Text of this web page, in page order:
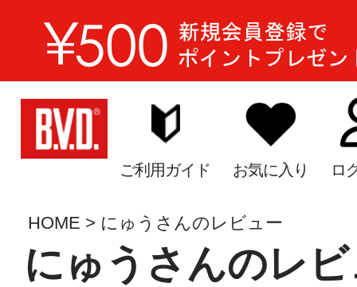
ご利用ガイド お気に入り ロ
HOME にゅうさんのレビュー
にゅうさんのレ